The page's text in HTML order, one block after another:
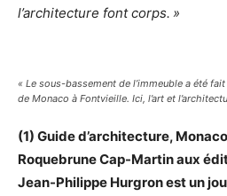
l’architecture font corps. »
« Le sous-bassement de l’immeuble a été
de Monaco à Fontvieille. Ici, l’art et
(1) Guide d’architecture,
Roquebrune Cap-Martin aux
Jean-Philippe Hurgron est un